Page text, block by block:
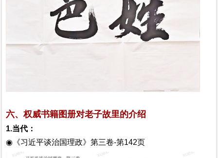
六、权威书籍图册对老子故里的介绍
1.当代：
◉《习近平谈治国理政》第三卷-第142页